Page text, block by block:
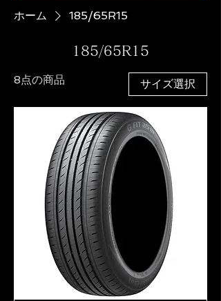
ホーム 185/65R15
185/65R15
8点の商品 サイズ選択